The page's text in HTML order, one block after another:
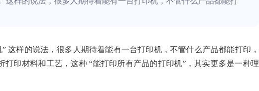
这样的说法，很多人期待着能有一台打印机，不管什么产品都能打印，
印材料和工艺，这种 “能打印所有产品的打印机”，其实更多是一种理